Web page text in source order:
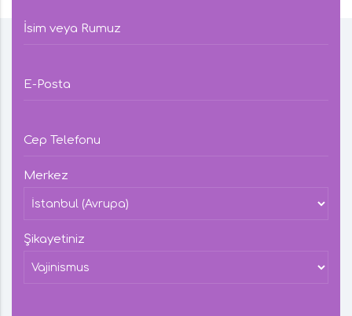
İsim veya Rumuz
E-Posta
Cep Telefonu
Merkez
Şikayetiniz